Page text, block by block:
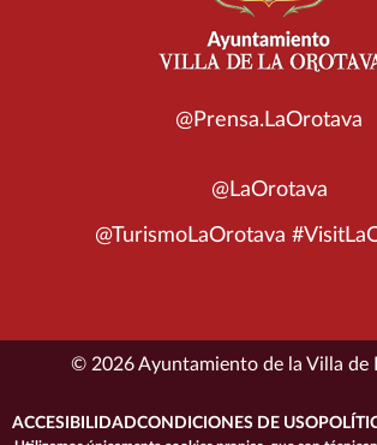
@Prensa.LaOrotava
@LaOrotava
@TurismoLaOrotava
© 2026 Ayuntamiento de la Villa de
ACCESIBILIDADCONDICIONES DE USO